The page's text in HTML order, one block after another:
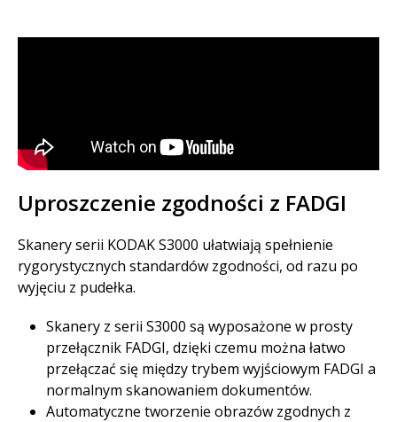
Uproszczenie zgodności z FADGI
Skanery serii KODAK S3000 ułatwiają spełnienie
rygorystycznych standardów zgodności, od razu po
wyjęciu z pudełka.
Skanery z serii S3000 są wyposażone w prosty
przełącznik FADGI, dzięki czemu można łatwo
przełączać się między trybem wyjściowym FADGI a
normalnym skanowaniem dokumentów.
Automatyczne tworzenie obrazów zgodnych z